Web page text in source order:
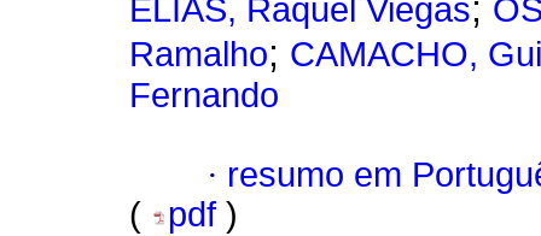
ELIAS, Raquel Viegas;
Ramalho; CAMACHO,
Fernando
· resumo em
(
pdf )